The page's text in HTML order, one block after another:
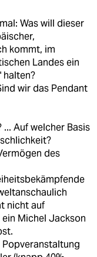
Was will dieser
kommt, im
Landes ein
halten?
wir das Pendant
Auf welcher Basis
des
nicht auf
Michel Jackson
Popveranstaltung